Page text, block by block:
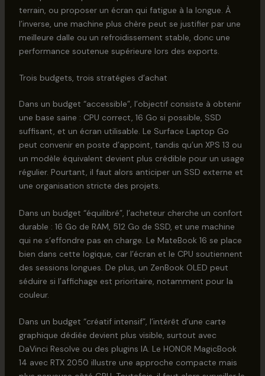
terrain, ou proposer un écran qui fatigue à la longue. À
l’inverse, une machine plus chère peut se justifier par une
meilleure dalle ou un refroidissement stable, donc une
performance soutenue supérieure lors des exports.
Trois budgets, trois stratégies d’achat
Dans un budget “accessible”, l’objectif consiste à obtenir
une base saine : CPU correct, 16 Go si possible, SSD
suffisant, et un écran utilisable. Le Surface Laptop Go
peut convenir en poste d’appoint, tandis qu’un XPS 13 ou
un modèle équivalent devient plus crédible pour un usage
régulier. Pourtant, il faut alors anticiper un SSD externe et
une organisation stricte des projets.
Dans un budget “équilibré”, l’acheteur cherche un confort
durable : 16 Go de RAM, 512 Go de SSD, et une machine
qui ne s’effondre pas en charge. Le MateBook 16 se place
bien dans cette logique, car l’écran et le CPU soutiennent
des sessions longues. De plus, un ZenBook OLED peut
séduire si l’affichage est prioritaire, notamment pour la
couleur.
Dans un budget “créatif intensif”, l’intérêt d’une carte
graphique dédiée devient plus visible, surtout avec
DaVinci Resolve ou des plugins IA. Le HONOR MagicBook
14 avec RTX 2050 illustre une approche compacte mais